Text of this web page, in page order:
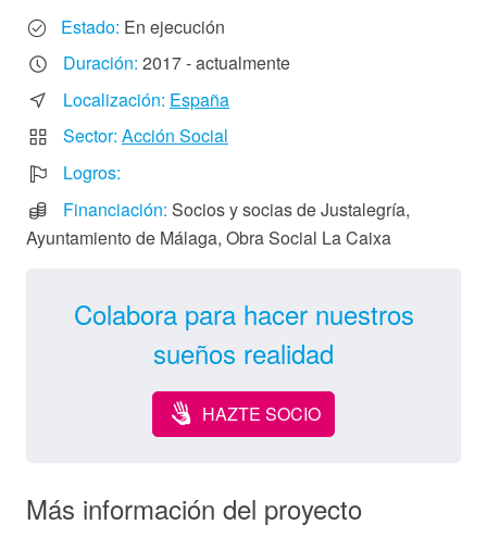
Sala de Prensa
Galería de Fotos
Galería de Vídeos
Contactar
Estado: En ejecución
Duración: 2017 - actualmente
Localización: España
Sector: Acción Social
Logros:
Financiación: Socios y socias de Justalegría,
Ayuntamiento de Málaga, Obra Social La Caixa
Colabora para hacer nuestros
sueños realidad
HAZTE SOCIO
Más información del proyecto